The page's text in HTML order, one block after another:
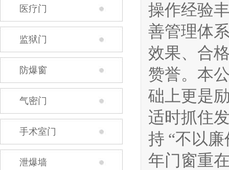
医疗门
监狱门
防爆窗
气密门
手术室门
泄爆墙
操作经验
善管理体
效果、合
赞誉。本
础上更是
适时抓住
持 “不以
年门窗重